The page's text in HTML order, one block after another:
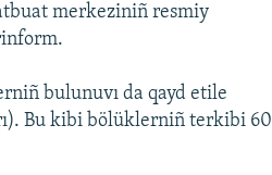
merkeziniñ resmiy
bulunuvı da qayd etile
Bu kibi bölüklerniñ terkibi 60